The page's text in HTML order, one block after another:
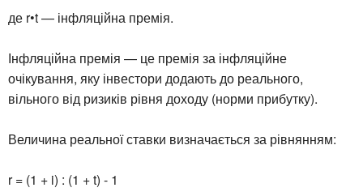
де r•t — інфляційна премія.
Інфляційна премія — це премія за інфляційне
очікування, яку інвестори додають до реального,
вільного від ризиків рівня доходу (норми прибутку).
Величина реальної ставки визначається за рівнянням:
r = (1 + i) : (1 + t) - 1